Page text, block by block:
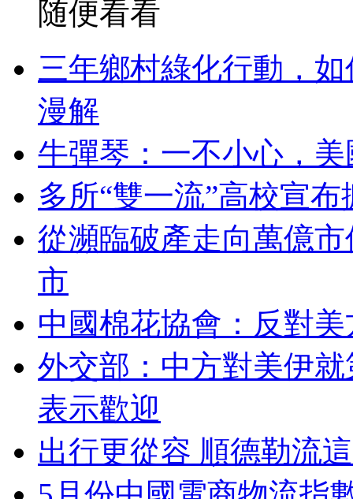
随便看看
三年鄉村綠化行動，
漫解
牛彈琴：一不小心，
多所“雙一流”高校宣布
從瀕臨破產走向萬億
市
中國棉花協會：反對
外交部：中方對美伊
表示歡迎
出行更從容 順德勒流